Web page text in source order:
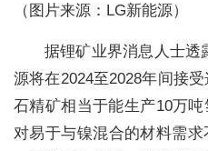
（图片来源：LG新能源）
据锂矿业界消息人士透
源将在2024至2028年间接
石精矿相当于能生产10万
对易于与镍混合的材料需